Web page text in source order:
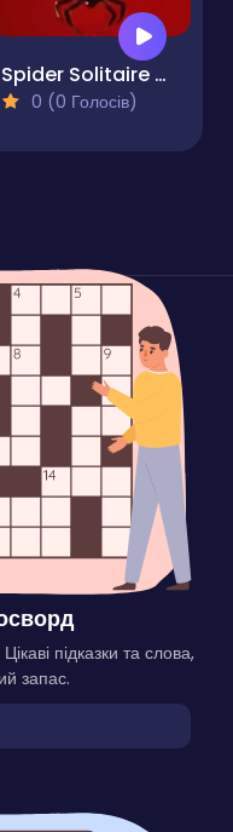
Spider Solitaire Deluxe
0 (0 Голосів)
підказки та слова,
запас.